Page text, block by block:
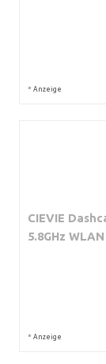
* Anzeige
CIEVIE
5.8GHz
* Anzeige